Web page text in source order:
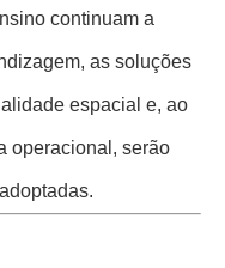
continuam a
as soluções
espacial e, ao
operacional, serão